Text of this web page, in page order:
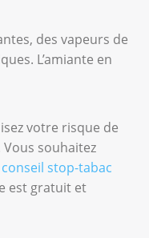
des vapeurs de
L’amiante en
votre risque de
souhaitez
stop-tabac
est gratuit et